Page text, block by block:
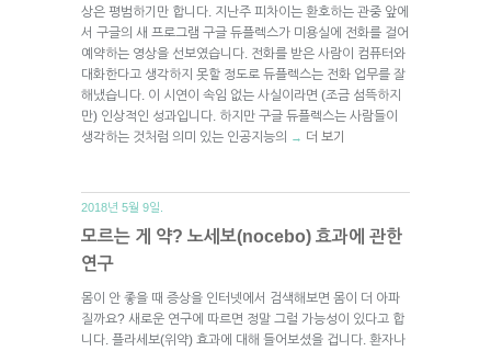
상은 평범하기만 합니다. 지난주 피차이는 환호하는 관중 앞에
서 구글의 새 프로그램 구글 듀플렉스가 미용실에 전화를 걸어
예약하는 영상을 선보였습니다. 전화를 받은 사람이 컴퓨터와
대화한다고 생각하지 못할 정도로 듀플렉스는 전화 업무를 잘
해냈습니다. 이 시연이 속임 없는 사실이라면 (조금 섬뜩하지
만) 인상적인 성과입니다. 하지만 구글 듀플렉스는 사람들이
생각하는 것처럼 의미 있는 인공지능의
→ 더 보기
2018년 5월 9일.
모르는 게 약? 노세보(nocebo) 효과에 관한
연구
몸이 안 좋을 때 증상을 인터넷에서 검색해보면 몸이 더 아파
질까요? 새로운 연구에 따르면 정말 그럴 가능성이 있다고 합
니다. 플라세보(위약) 효과에 대해 들어보셨을 겁니다. 환자나